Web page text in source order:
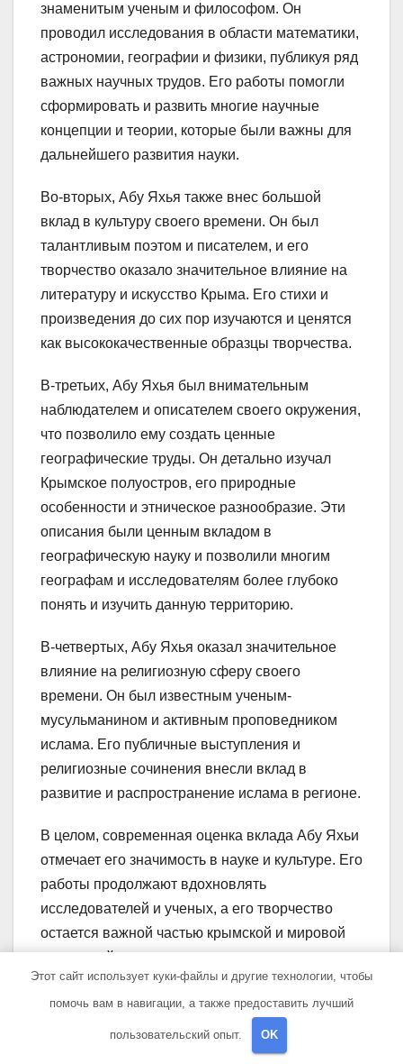
знаменитым ученым и философом. Он
проводил исследования в области математики,
астрономии, географии и физики, публикуя ряд
важных научных трудов. Его работы помогли
сформировать и развить многие научные
концепции и теории, которые были важны для
дальнейшего развития науки.
Во-вторых, Абу Яхья также внес большой
вклад в культуру своего времени. Он был
талантливым поэтом и писателем, и его
творчество оказало значительное влияние на
литературу и искусство Крыма. Его стихи и
произведения до сих пор изучаются и ценятся
как высококачественные образцы творчества.
В-третьих, Абу Яхья был внимательным
наблюдателем и описателем своего окружения,
что позволило ему создать ценные
географические труды. Он детально изучал
Крымское полуостров, его природные
особенности и этническое разнообразие. Эти
описания были ценным вкладом в
географическую науку и позволили многим
географам и исследователям более глубоко
понять и изучить данную территорию.
В-четвертых, Абу Яхья оказал значительное
влияние на религиозную сферу своего
времени. Он был известным ученым-
мусульманином и активным проповедником
ислама. Его публичные выступления и
религиозные сочинения внесли вклад в
развитие и распространение ислама в регионе.
В целом, современная оценка вклада Абу Яхьи
отмечает его значимость в науке и культуре. Его
работы продолжают вдохновлять
исследователей и ученых, а его творчество
остается важной частью крымской и мировой
культурной наследия.
Вопрос-ответ:
Кто такой Абу Яхья?
Этот сайт использует куки-файлы и другие технологии, чтобы
помочь вам в навигации, а также предоставить лучший
пользовательский опыт. OK